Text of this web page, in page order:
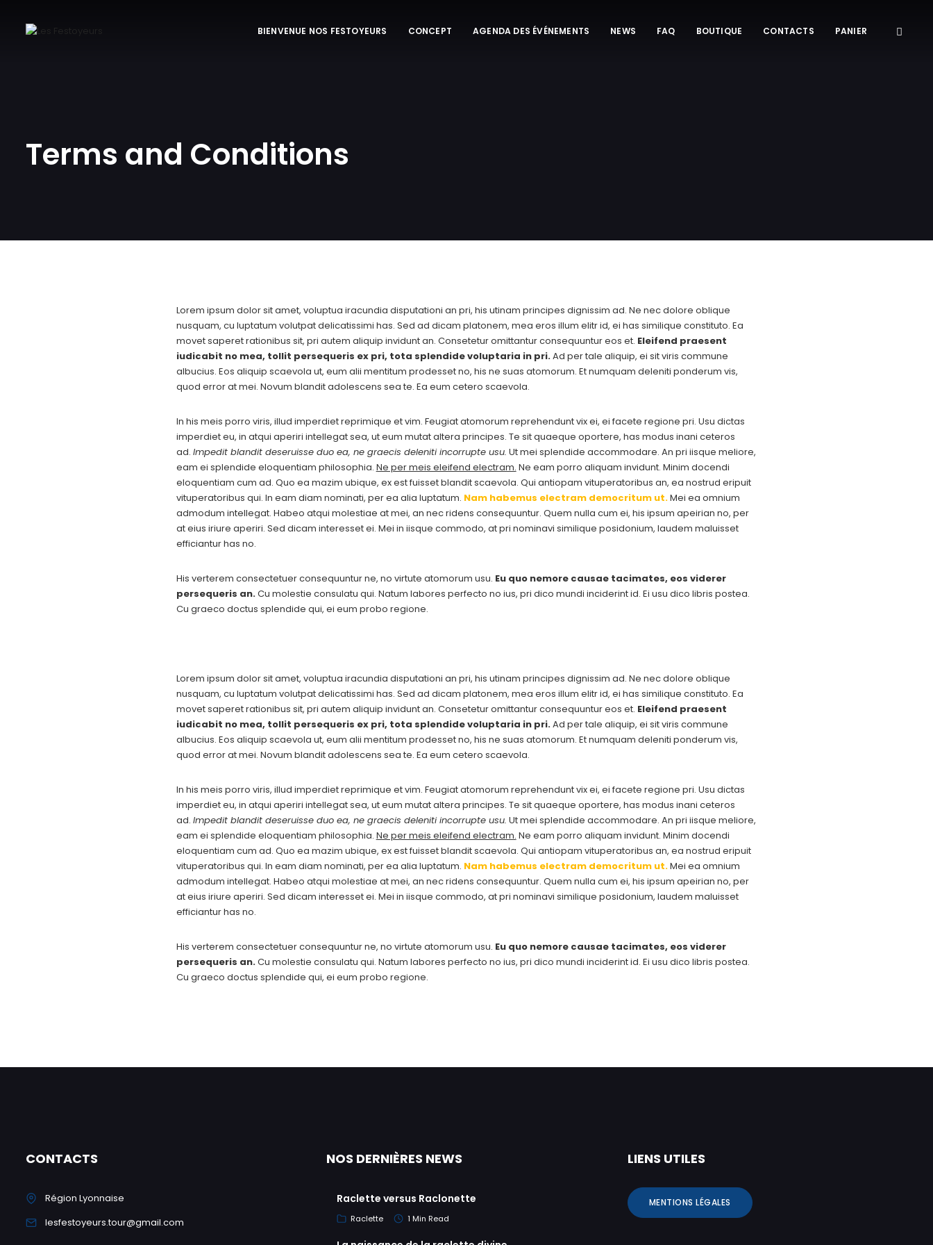
BIENVENUE NOS FESTOYEURS CONCEPT AGENDA DES ÉVÉNEMENTS NEWS FAQ BOUTIQUE CONTACTS PANIER
Terms and Conditions
Lorem ipsum dolor sit amet, voluptua iracundia disputationi an pri, his utinam principes dignissim ad. Ne nec dolore oblique
nusquam, cu luptatum volutpat delicatissimi has. Sed ad dicam platonem, mea eros illum elitr id, ei has similique constituto. Ea
movet saperet rationibus sit, pri autem aliquip invidunt an. Consetetur omittantur consequuntur eos et. Eleifend praesent
iudicabit no mea, tollit persequeris ex pri, tota splendide voluptaria in pri.Ad per tale aliquip, ei sit viris commune
albucius. Eos aliquip scaevola ut, eum alii mentitum prodesset no, his ne suas atomorum. Et numquam deleniti ponderum vis,
quod error at mei. Novum blandit adolescens sea te. Ea eum cetero scaevola.
In his meis porro viris, illud imperdiet reprimique et vim. Feugiat atomorum reprehendunt vix ei, ei facete regione pri. Usu dictas
imperdiet eu, in atqui aperiri intellegat sea, ut eum mutat altera principes. Te sit quaeque oportere, has modus inani ceteros
ad. Impedit blandit deseruisse duo ea, ne graecis deleniti incorrupte usu. Ut mei splendide accommodare. An pri iisque meliore,
eam ei splendide eloquentiam philosophia. Ne per meis eleifend electram. Ne eam porro aliquam invidunt. Minim docendi
eloquentiam cum ad. Quo ea mazim ubique, ex est fuisset blandit scaevola. Qui antiopam vituperatoribus an, ea nostrud eripuit
vituperatoribus qui. In eam diam nominati, per ea alia luptatum. Nam habemus electram democritum ut.Mei ea omnium
admodum intellegat. Habeo atqui molestiae at mei, an nec ridens consequuntur. Quem nulla cum ei, his ipsum apeirian no, per
at eius iriure aperiri. Sed dicam interesset ei. Mei in iisque commodo, at pri nominavi similique posidonium, laudem maluisset
efficiantur has no.
His verterem consectetuer consequuntur ne, no virtute atomorum usu. Eu quo nemore causae tacimates, eos viderer
persequeris an.Cu molestie consulatu qui. Natum labores perfecto no ius, pri dico mundi inciderint id. Ei usu dico libris postea.
Cu graeco doctus splendide qui, ei eum probo regione.
Lorem ipsum dolor sit amet, voluptua iracundia disputationi an pri, his utinam principes dignissim ad. Ne nec dolore oblique
nusquam, cu luptatum volutpat delicatissimi has. Sed ad dicam platonem, mea eros illum elitr id, ei has similique constituto. Ea
movet saperet rationibus sit, pri autem aliquip invidunt an. Consetetur omittantur consequuntur eos et. Eleifend praesent
iudicabit no mea, tollit persequeris ex pri, tota splendide voluptaria in pri.Ad per tale aliquip, ei sit viris commune
albucius. Eos aliquip scaevola ut, eum alii mentitum prodesset no, his ne suas atomorum. Et numquam deleniti ponderum vis,
quod error at mei. Novum blandit adolescens sea te. Ea eum cetero scaevola.
In his meis porro viris, illud imperdiet reprimique et vim. Feugiat atomorum reprehendunt vix ei, ei facete regione pri. Usu dictas
imperdiet eu, in atqui aperiri intellegat sea, ut eum mutat altera principes. Te sit quaeque oportere, has modus inani ceteros
ad. Impedit blandit deseruisse duo ea, ne graecis deleniti incorrupte usu. Ut mei splendide accommodare. An pri iisque meliore,
eam ei splendide eloquentiam philosophia. Ne per meis eleifend electram. Ne eam porro aliquam invidunt. Minim docendi
eloquentiam cum ad. Quo ea mazim ubique, ex est fuisset blandit scaevola. Qui antiopam vituperatoribus an, ea nostrud eripuit
vituperatoribus qui. In eam diam nominati, per ea alia luptatum. Nam habemus electram democritum ut.Mei ea omnium
admodum intellegat. Habeo atqui molestiae at mei, an nec ridens consequuntur. Quem nulla cum ei, his ipsum apeirian no, per
at eius iriure aperiri. Sed dicam interesset ei. Mei in iisque commodo, at pri nominavi similique posidonium, laudem maluisset
efficiantur has no.
His verterem consectetuer consequuntur ne, no virtute atomorum usu. Eu quo nemore causae tacimates, eos viderer
persequeris an.Cu molestie consulatu qui. Natum labores perfecto no ius, pri dico mundi inciderint id. Ei usu dico libris postea.
Cu graeco doctus splendide qui, ei eum probo regione.
CONTACTS
Région Lyonnaise
lesfestoyeurs.tour@gmail.com
NOS DERNIÈRES NEWS
Raclette versus Raclonette
Raclette 1 Min Read
LIENS UTILES
MENTIONS LÉGALES